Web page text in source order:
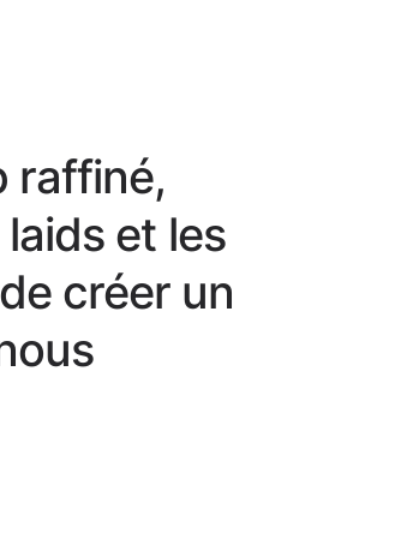
raffiné,
et les
créer un